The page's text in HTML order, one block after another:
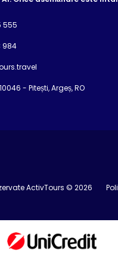
555
984
- Pitești, Argeș, RO
ActivTours © 2026